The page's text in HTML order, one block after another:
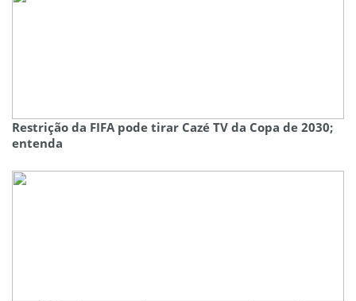
Restrição da FIFA pode tirar Cazé TV da Copa de 2030;
entenda